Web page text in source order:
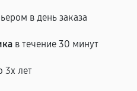
в день заказа
в течение 30 минут
3х лет